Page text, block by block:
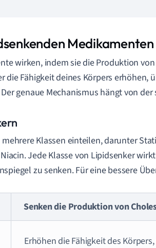
Medikamenten
wirken, indem sie die Produktion
die Fähigkeit deines Körpers erhöhen,
genaue Mechanismus hängt von der
Klassen einteilen, darunter
Jede Klasse von Lipidsenker
zu senken. Für eine bessere
Senken die Produktion von
Erhöhen die Fähigkeit des